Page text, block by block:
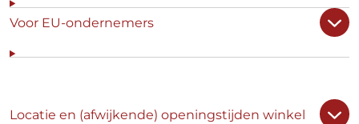
Voor EU-ondernemers
Locatie en (afwijkende) openingstijden winkel